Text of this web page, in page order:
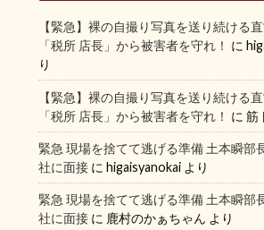
【緊急】裸の自撮り写真を送り続ける
「税所 店長」から被害者を守れ！ に
り
【緊急】裸の自撮り写真を送り続ける
「税所 店長」から被害者を守れ！ に 筋
緊急 現場を捨てて逃げる準備 土本瞬部
社に面接 に higaisyanokai より
緊急 現場を捨てて逃げる準備 土本瞬部
社に面接 に 鹿村のかぁちゃん より